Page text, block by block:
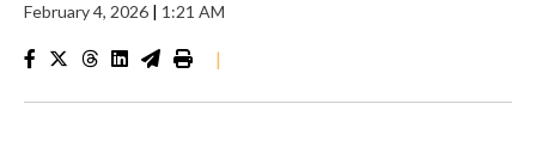
February 4, 2026 | 1:21 AM
|